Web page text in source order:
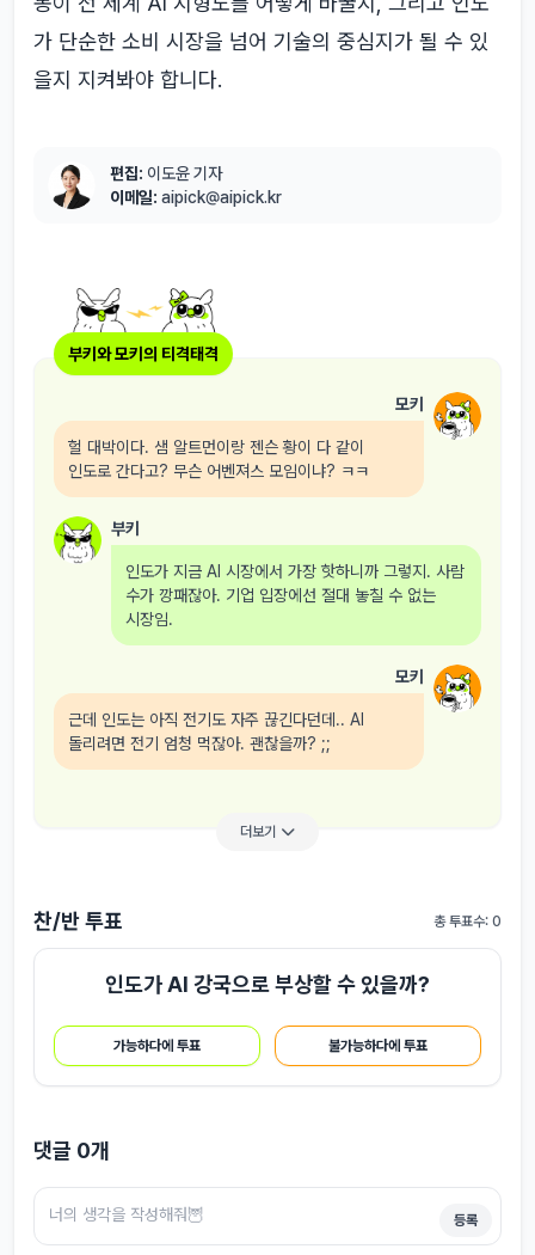
가 단순한 소비 시장을 넘어 기술의 중심지가 될 수 있
을지 지켜봐야 합니다.
편집: 이도윤 기자
이메일: aipick@aipick.kr
부키와 모키의 티격태격
모키
헐 대박이다. 샘 알트먼이랑 젠슨 황이 다 같이
인도로 간다고? 무슨 어벤져스 모임이냐? ㅋㅋ
부키
인도가 지금 AI 시장에서 가장 핫하니까 그렇지. 사람
수가 깡패잖아. 기업 입장에선 절대 놓칠 수 없는
시장임.
모키
근데 인도는 아직 전기도 자주 끊긴다던데.. AI
돌리려면 전기 엄청 먹잖아. 괜찮을까? ;;
더보기
찬/반 투표 총 투표수: 0
인도가 AI 강국으로 부상할 수 있을까?
가능하다에 투표 불가능하다에 투표
댓글 0개
등록